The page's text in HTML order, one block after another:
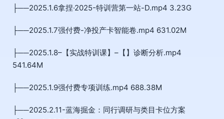
├──2025.1.6拿捏·2025-特训营第一站-D.mp4 3.23G
├──2025.1.7强付费-净投产卡智能卷.mp4 631.02M
├──2025.1.8–【实战特训课】–【】诊断分析.mp4
541.64M
├──2025.1.9强付费专项训练.mp4 688.38M
├──2025.2.11-蓝海掘金：同行调研与类目卡位方案